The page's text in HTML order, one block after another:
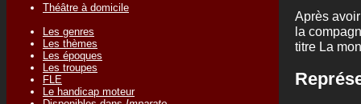
Théâtre à domicile
Les genres
Les thèmes
Les époques
Les troupes
FLE
Le handicap moteur
Après
la
titre La